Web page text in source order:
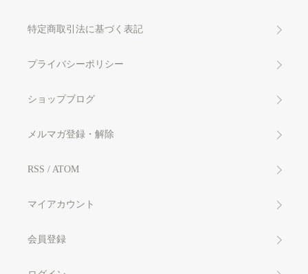
特定商取引法に基づく表記
プライバシーポリシー
ショップブログ
メルマガ登録・解除
RSS / ATOM
マイアカウント
会員登録